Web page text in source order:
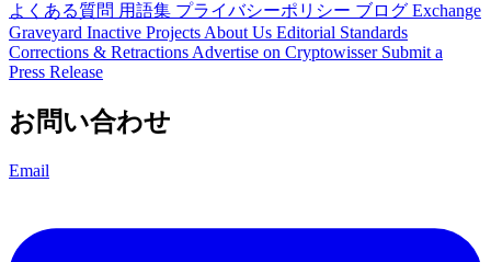
よくある質問 用語集 プライバシーポリシー ブログ Exchange
Graveyard Inactive ProjectsAbout Us Editorial Standards
Corrections & RetractionsAdvertise on Cryptowisser Submit a
Press Release
お問い合わせ
Email